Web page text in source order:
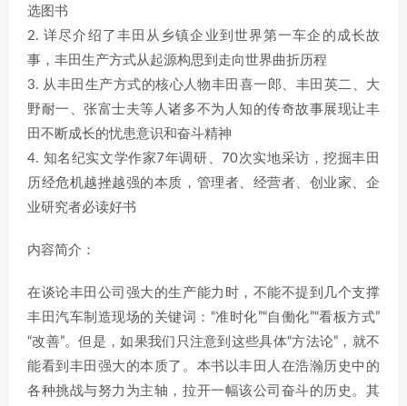
选图书
2. 详尽介绍了丰田从乡镇企业到世界第一车企的成长故
事，丰田生产方式从起源构思到走向世界曲折历程
3. 从丰田生产方式的核心人物丰田喜一郎、丰田英二、大
野耐一、张富士夫等人诸多不为人知的传奇故事展现让丰
田不断成长的忧患意识和奋斗精神
4. 知名纪实文学作家7年调研、70次实地采访，挖掘丰田
历经危机越挫越强的本质，管理者、经营者、创业家、企
业研究者必读好书
内容简介：
在谈论丰田公司强大的生产能力时，不能不提到几个支撑
丰田汽车制造现场的关键词：“准时化”“自働化”“看板方式”
“改善”。但是，如果我们只注意到这些具体“方法论”，就不
能看到丰田强大的本质了。本书以丰田人在浩瀚历史中的
各种挑战与努力为主轴，拉开一幅该公司奋斗的历史。其